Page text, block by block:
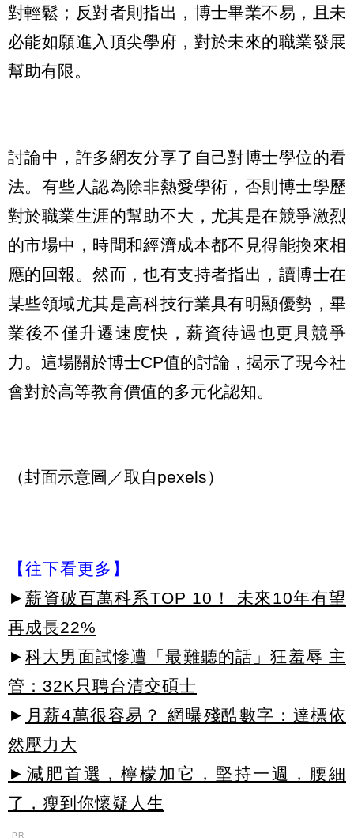
對輕鬆；反對者則指出，博士畢業不易，且未
必能如願進入頂尖學府，對於未來的職業發展
幫助有限。
討論中，許多網友分享了自己對博士學位的看
法。有些人認為除非熱愛學術，否則博士學歷
對於職業生涯的幫助不大，尤其是在競爭激烈
的市場中，時間和經濟成本都不見得能換來相
應的回報。然而，也有支持者指出，讀博士在
某些領域尤其是高科技行業具有明顯優勢，畢
業後不僅升遷速度快，薪資待遇也更具競爭
力。這場關於博士CP值的討論，揭示了現今社
會對於高等教育價值的多元化認知。
（封面示意圖／取自pexels）
【往下看更多】
► 薪資破百萬科系TOP 10！ 未來10年有望
再成長22%
► 科大男面試慘遭「最難聽的話」狂羞辱 主
管：32K只聘台清交碩士
► 月薪4萬很容易？ 網曝殘酷數字：達標依
然壓力大
►減肥首選，檸檬加它，堅持一週，腰細
了，瘦到你懷疑人生
PR